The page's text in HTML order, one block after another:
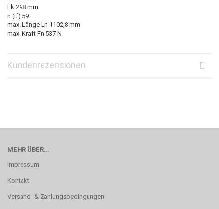
Lk 298 mm
n (if) 59
max. Länge Ln 1102,8 mm
max. Kraft Fn 537 N
Kundenrezensionen
MEHR ÜBER...
Impressum
Kontakt
Versand- & Zahlungsbedingungen